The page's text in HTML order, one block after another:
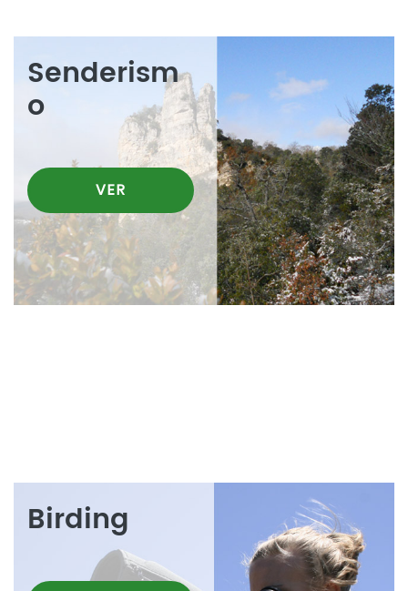
Senderism
o
VER
Birding